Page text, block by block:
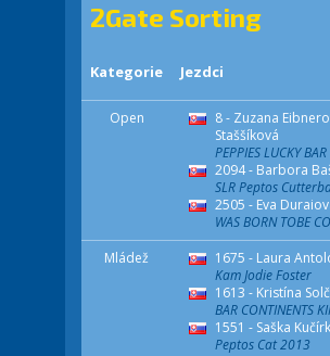
2Gate Sorting
Kategorie Jezdci
Open
8 - Zuzana
Staššíková
PEPPIES LUCKY BAR
2094 - Barbora
SLR Peptos
2505 - Eva
WAS BORN TOBE
Mládež
1675 - Laura
Kam Jodie Foster
1613 - Kristína
BAR CONTINENTS
1551 - Saška
Peptos Cat 2013